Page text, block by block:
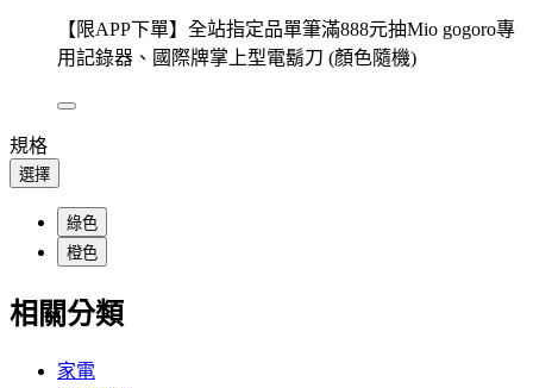
【限APP下單】全站指定品單筆滿888元抽Mio gogoro專
用記錄器、國際牌掌上型電鬍刀 (顏色隨機)
規格
選擇
綠色
橙色
相關分類
家電